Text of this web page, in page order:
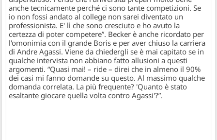
anche tecnicamente perché ci sono tante competizioni. Se
io non fossi andato al college non sarei diventato un
professionista. E' lì che sono cresciuto e ho avuto la
certezza di poter competere”. Becker è anche ricordato per
l'omonimia con il grande Boris e per aver chiuso la carriera
di Andre Agassi. Viene da chiedergli se è mai capitato se in
qualche intervista non abbiano fatto allusioni a questi
argomenti.“Quasi mai! – ride – direi che in almeno il 90%
dei casi mi fanno domande su questo. Al massimo qualche
domanda correlata. La più frequente? 'Quanto è stato
esaltante giocare quella volta contro Agassi'?”.